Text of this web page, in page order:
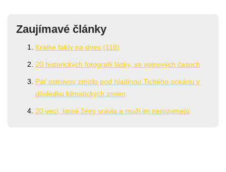
Zaujímavé články
Krátke fakty na dnes (116)
20 historických fotografii lásky, vo vojnových časoch
Päť ostrovov zmizlo pod hladinou Tichého oceánu v
dôsledku klimatických zmien
20 vecí, ktoré ženy vravia a muži im nerozumejú